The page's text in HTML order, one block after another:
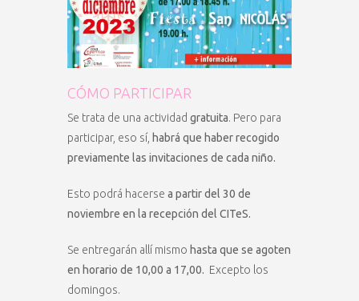
CÓMO PARTICIPAR
Se trata de una actividad gratuita. Pero para
participar, eso sí, habrá que haber recogido
previamente las invitaciones de cada niño.
Esto podrá hacerse a partir del 30 de
noviembre en la recepción del CITeS.
Se entregarán allí mismo hasta que se agoten
en horario de 10,00 a 17,00. Excepto los
domingos.